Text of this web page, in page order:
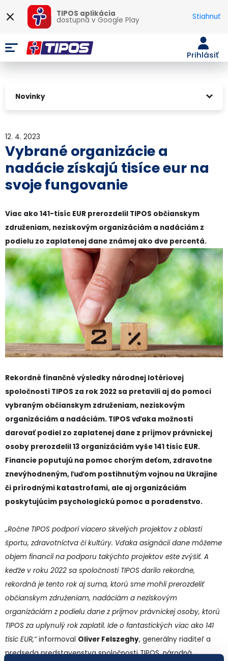
TIPOS aplikácia
dostupná vGoogle Play Stiahnuť
Prihlásiť
Novinky
12. 4. 2023
Vybrané organizácie a
nadácie získajú tisíce eur na
svoje fungovanie
Viac ako 141-tisíc EUR prerozdelil TIPOS občianskym
združeniam, neziskovým organizáciám a nadáciám z
podielu zo zaplatenej dane známej ako dve percentá.
Rekordné finančné výsledky národnej lotériovej
spoločnosti TIPOS za rok 2022 sa pretavili aj do pomoci
vybraným občianskym združeniam, neziskovým
organizáciám a nadáciám. TIPOS vďaka možnosti
darovať podiel zo zaplatenej dane z príjmov právnickej
osoby prerozdelil 13 organizáciám vyše 141 tisíc EUR.
Financie poputujú na pomoc chorým deťom, zdravotne
znevýhodneným, ľuďom postihnutým vojnou na Ukrajine
či prírodnými katastrofami, ale aj organizáciám
poskytujúcim psychologickú pomoc a poradenstvo.
„Ročne TIPOS podporí viacero skvelých projektov z oblasti
športu, zdravotníctva či kultúry. Vďaka asignácii dane môžeme
objem financií na podporu takýchto projektov ešte zvýšiť. A
keďže v roku 2022 sa spoločnosti TIPOS darilo rekordne,
rekordná je tento rok aj suma, ktorú sme mohli prerozdeliť
občianskym združeniam, nadáciám a neziskovým
organizáciám z podielu dane z príjmov právnickej osoby, ktorú
TIPOS za uplynulý rok zaplatil. Ide o fantastických viac ako 141
tisíc EUR,“informoval Oliver Felszeghy, generálny riaditeľ a
predseda predstavenstva spoločnosti TIPOS, národná